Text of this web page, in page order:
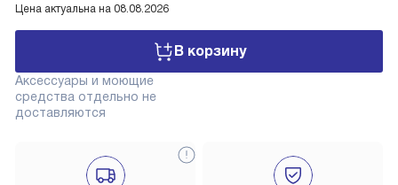
Цена актуальна на 08.08.2026
В корзину
Аксессуары и моющие
средства отдельно не
доставляются